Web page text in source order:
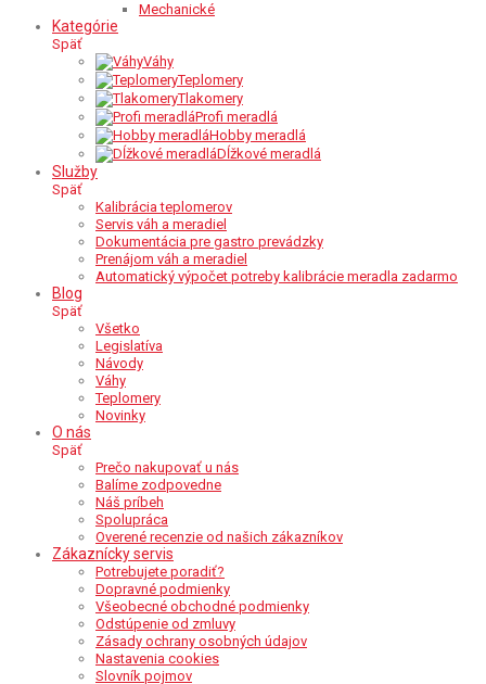
Mechanické
Kategórie
Späť
Váhy
Teplomery
Tlakomery
Profi meradlá
Hobby meradlá
Dĺžkové meradlá
Služby
Späť
Kalibrácia teplomerov
Servis váh a meradiel
Dokumentácia pre gastro prevádzky
Prenájom váh a meradiel
Automatický výpočet potreby kalibrácie meradla zadarmo
Blog
Späť
Všetko
Legislatíva
Návody
Váhy
Teplomery
Novinky
O nás
Späť
Prečo nakupovať u nás
Balíme zodpovedne
Náš príbeh
Spolupráca
Overené recenzie od našich zákazníkov
Zákaznícky servis
Potrebujete poradiť?
Dopravné podmienky
Všeobecné obchodné podmienky
Odstúpenie od zmluvy
Zásady ochrany osobných údajov
Nastavenia cookies
Slovník pojmov